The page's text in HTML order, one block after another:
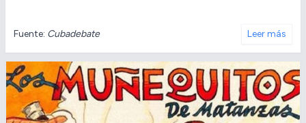
Fuente: Cubadebate Leer más